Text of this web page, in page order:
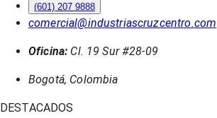
(601) 207 9888
comercial@industriascruzcentro.com
Oficina: Cl. 19 Sur #28-09
Bogotá, Colombia
DESTACADOS